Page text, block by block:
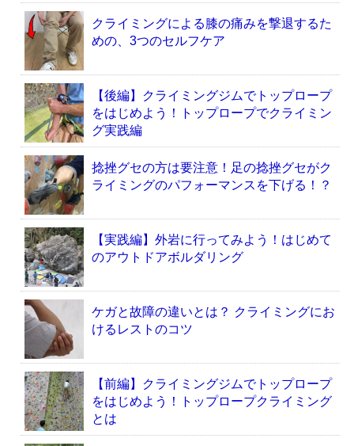
クライミングによる膝の痛みを撃退するた
めの、3つのセルフケア
【後編】クライミングジムでトップロープ
をはじめよう！トップロープでクライミン
グ実践編
捻挫グセの方は要注意！足の捻挫グセがク
ライミングのパフォーマンスを下げる！？
【実践編】外岩に行ってみよう！はじめて
のアウトドアボルダリング
ケガと故障の違いとは？ クライミングにお
けるレストのコツ
【前編】クライミングジムでトップロープ
をはじめよう！トップロープクライミング
とは